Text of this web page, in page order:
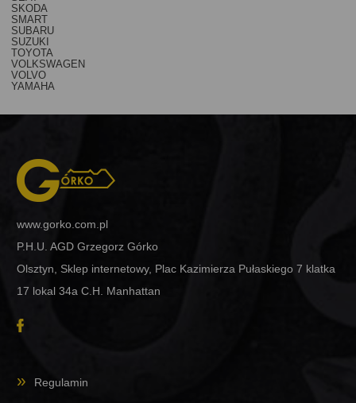
SKODA
SMART
SUBARU
SUZUKI
TOYOTA
VOLKSWAGEN
VOLVO
YAMAHA
www.gorko.com.pl
P.H.U. AGD Grzegorz Górko
Olsztyn, Sklep internetowy, Plac Kazimierza Pułaskiego 7 klatka
17 lokal 34a C.H. Manhattan
Regulamin